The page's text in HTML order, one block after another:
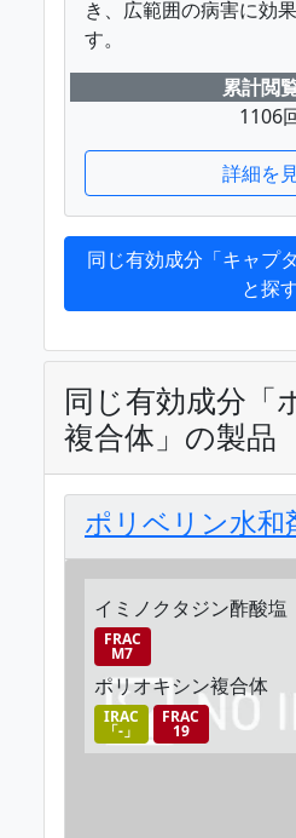
き、広範囲の病害に効
す。
累計閲
1106
詳細を
同じ有効成分「キャプ
と探
同じ有効成分「
複合体」の製品
ポリベリン水和
イミノクタジン酢酸塩
FRAC
M7
ポリオキシン複合体
IRAC
「-」
FRAC
19